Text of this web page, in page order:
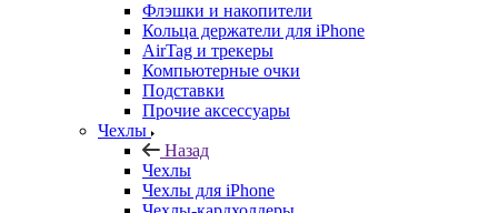
Флэшки и накопители
Кольца держатели для iPhone
AirTag и трекеры
Компьютерные очки
Подставки
Прочие аксессуары
Чехлы
Назад
Чехлы
Чехлы для iPhone